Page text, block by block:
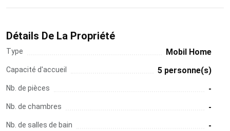
Détails De La Propriété
Type Mobil Home
Capacité d'accueil 5 personne(s)
Nb. de pièces -
Nb. de chambres -
Nb. de salles de bain -